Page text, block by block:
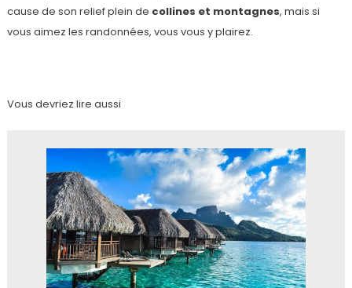
cause de son relief plein de collines et montagnes, mais si
vous aimez les randonnées, vous vous y plairez.
Vous devriez lire aussi